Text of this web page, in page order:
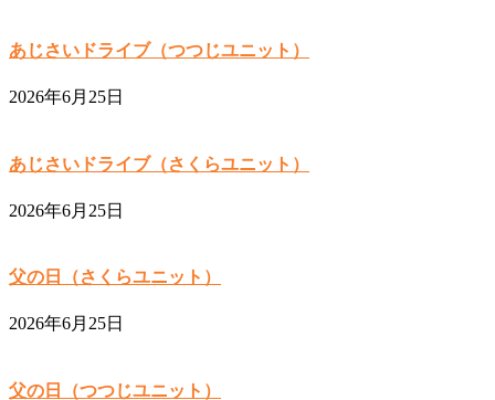
あじさいドライブ（つつじユニット）
2026年6月25日
あじさいドライブ（さくらユニット）
2026年6月25日
父の日（さくらユニット）
2026年6月25日
父の日（つつじユニット）